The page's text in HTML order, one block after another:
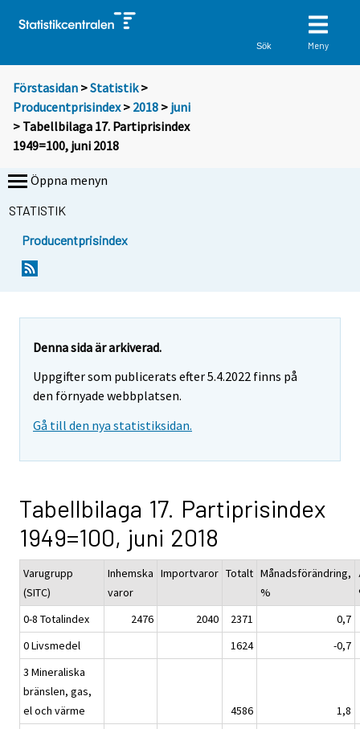
Sök Meny
Förstasidan >Statistik >
Producentprisindex> 2018 > juni
> Tabellbilaga 17. Partiprisindex
1949=100, juni 2018
Öppna menyn
STATISTIK
Producentprisindex
Denna sida är arkiverad.
Uppgifter som publicerats efter 5.4.2022 finns på
den förnyade webbplatsen.
Gå till den nya statistiksidan.
Tabellbilaga 17. Partiprisindex
1949=100, juni 2018
Varugrupp
(SITC)
Inhemska
varor
Importvaror Totalt Månadsförändring,
%
0-8 Totalindex
2476 2040 2371
0,7
0 Livsmedel
1624
-0,7
3 Mineraliska
bränslen, gas,
el och värme
4586
1,8